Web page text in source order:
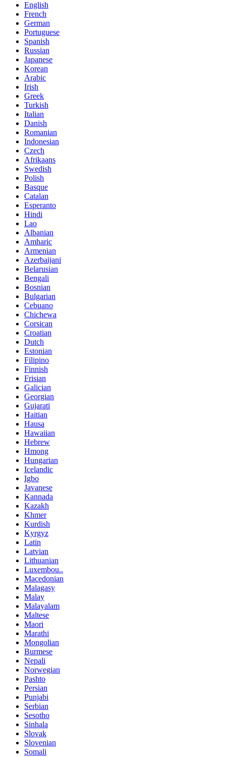
English
French
German
Portuguese
Spanish
Russian
Japanese
Korean
Arabic
Irish
Greek
Turkish
Italian
Danish
Romanian
Indonesian
Czech
Afrikaans
Swedish
Polish
Basque
Catalan
Esperanto
Hindi
Lao
Albanian
Amharic
Armenian
Azerbaijani
Belarusian
Bengali
Bosnian
Bulgarian
Cebuano
Chichewa
Corsican
Croatian
Dutch
Estonian
Filipino
Finnish
Frisian
Galician
Georgian
Gujarati
Haitian
Hausa
Hawaiian
Hebrew
Hmong
Hungarian
Icelandic
Igbo
Javanese
Kannada
Kazakh
Khmer
Kurdish
Kyrgyz
Latin
Latvian
Lithuanian
Luxembou..
Macedonian
Malagasy
Malay
Malayalam
Maltese
Maori
Marathi
Mongolian
Burmese
Nepali
Norwegian
Pashto
Persian
Punjabi
Serbian
Sesotho
Sinhala
Slovak
Slovenian
Somali